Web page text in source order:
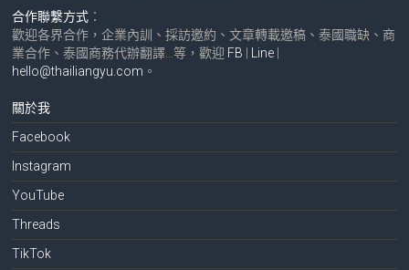
合作聯繫方式 ：
歡迎各界合作，企業內訓、採訪邀約、文章轉載邀稿、泰國職缺、商
業合作、泰國商務代辦翻譯…等，歡迎 FB Line
hello@thailiangyu.com 。
關於我
Facebook
Instagram
YouTube
Threads
TikTok